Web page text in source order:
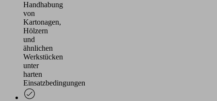
Handhabung
von
Kartonagen,
Hölzern
und
ähnlichen
Werkstücken
unter
harten
Einsatzbedingungen